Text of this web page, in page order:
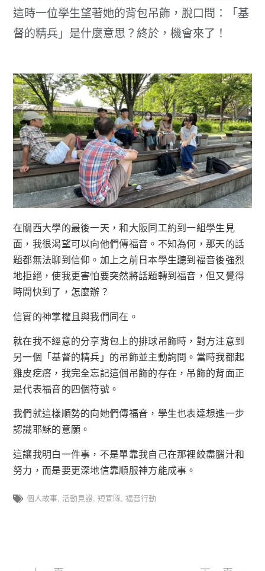
這時一位學生望著她的背包吊飾，脫口問：「基
督的精兵」是什麼意思？終於，機會來了！
在關西大學的最後一天，和大阪同工約到一組學生見
面，我很渴望可以向他們傳福音。不知為何，那天的話
題都無法聊到信仰。加上之前日本學生聽到福音後強烈
地拒絕，使我更害怕要突然將話題轉到福音，但又覺得
時間快到了，怎麼辦？
信實的神掌權且與我們同在。
就在我不經意的分享背包上的排球吊飾時，對方注意到
另一個「基督的精兵」的吊飾並主動詢問。當時我都起
雞皮疙瘩，我完全忘記這個吊飾的存在，吊飾的背面正
是代表福音的四個符號。
我們就這樣順勢的向她們傳福音，學生也表達想進一步
認識耶穌的意願。
這讓我明白一件事，不是單靠我自己在那裡絞盡腦汁和
努力，而是要更深地信靠順服神方能成事。
個人故事, 活動見證, 短宣隊, 福音行動